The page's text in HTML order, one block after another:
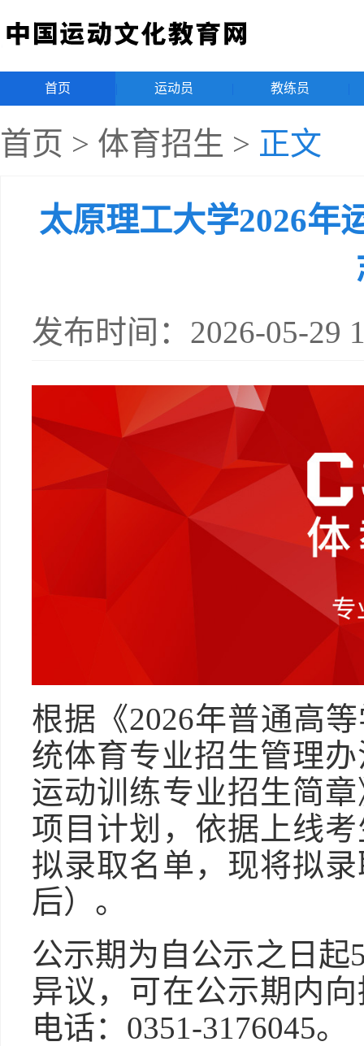
首页 运动员 教练员
首页 > 体育招生 > 正文
太原理工大学2026年
发布时间：2026-05-
根据《2026年普通高
统体育专业招生管理
运动训练专业招生简
项目计划，依据上线
拟录取名单，现将拟
后）。
公示期为自公示之日
异议，可在公示期内
电话：0351-3176045。